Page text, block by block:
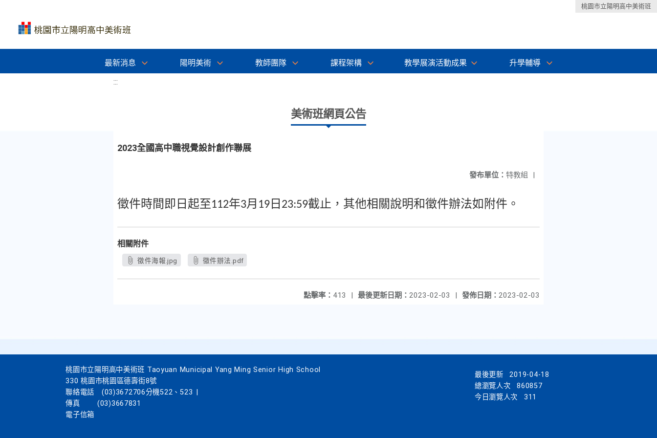
桃園市立陽明高中美術班
最新消息 陽明美術 教師團隊 課程架構 教學展演活動成果 升學輔導
:::
美術班網頁公告
2023全國高中職視覺設計創作聯展
發布單位： 特教組 |
徵件時間即日起至112年3月 19 日 23:59截止，其他相關說明和徵件辦法如附件。
相關附件
徵件海報.jpg 徵件辦法.pdf
發佈日期： 2023-02-03
最後更新日期： 2023-02-03 |
點擊率： 413 |
桃園市立陽明高中美術班 Taoyuan Municipal Yang Ming Senior High School
330 桃園市桃園區德壽街8號
聯絡電話
(03)3672706分機522、523
傳真
(03)3667831
電子信箱
最後更新
2019-04-18
總瀏覽人次
860857
今日瀏覽人次
311